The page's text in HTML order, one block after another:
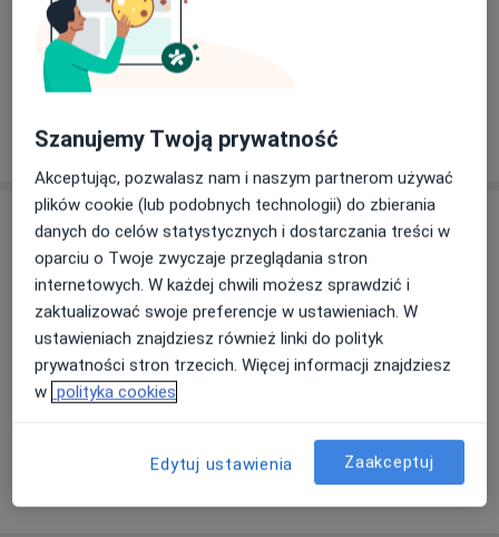
Zobacz galerię (3)
Pokaż więcejo doświadczeniu
Usługi i ceny
Konsultacja dermatologiczna
250 zł Szczegóły Umów wizytę
Konsultacja dermatologiczna +
dermatoskopia
Od 300 zł Szczegóły
Umów wizytę
Szanujemy Twoją prywatność
Akceptując, pozwalasz nam i naszym partnerom używać
plików cookie (lub podobnych technologii) do zbierania
danych do celów statystycznych i dostarczania treści w
oparciu o Twoje zwyczaje przeglądania stron
internetowych. W każdej chwili możesz sprawdzić i
zaktualizować swoje preferencje w ustawieniach. W
ustawieniach znajdziesz również linki do polityk
prywatności stron trzecich. Więcej informacji znajdziesz
w polityka cookies
Edytuj ustawienia Zaakceptuj